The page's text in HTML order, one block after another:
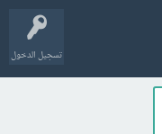
تسجيل الدخول